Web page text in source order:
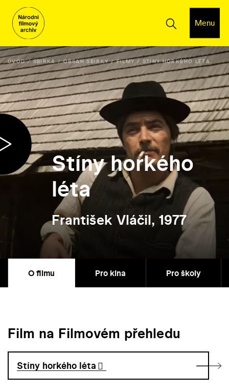
Menu
ÚVOD SBÍRKA OBSAH SBÍRKY FILMY STÍNY HORKÉHO LÉTA
Stíny horkého
léta
František Vláčil, 1977
O filmu Pro kina Pro školy
Film na Filmovém přehledu
Stíny horkého léta